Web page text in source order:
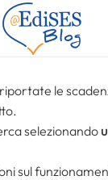
le
selezionando
sul